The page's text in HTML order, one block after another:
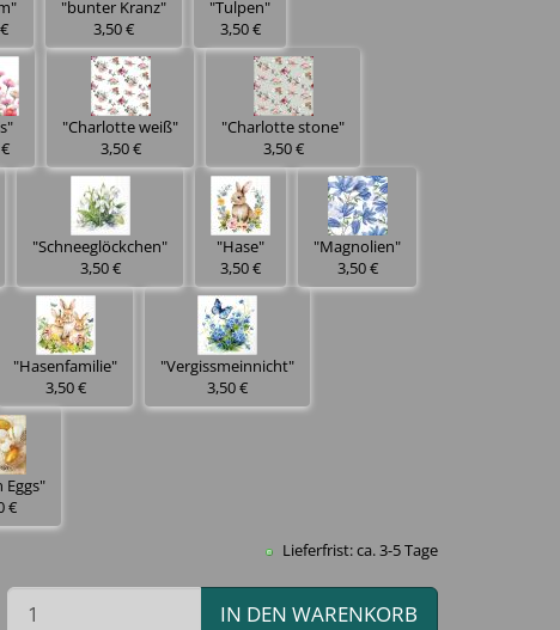
"bunter Kranz"
3,50 €
"Tulpen"
3,50 €
"Charlotte weiß"
3,50 €
"Charlotte stone"
3,50 €
"Schneeglöckchen"
3,50 €
"Hase"
3,50 €
"Magnolien"
3,50 €
"Hasenfamilie"
3,50 €
"Vergissmeinnicht"
3,50 €
Eggs"
€
Lieferfrist: ca. 3-5 Tage
IN DEN WARENKORB